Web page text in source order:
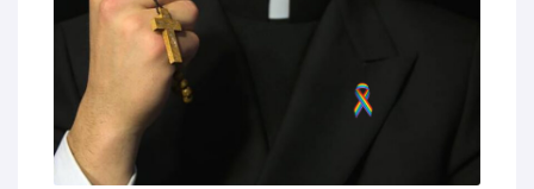
Contacts
Hébergement solidaire